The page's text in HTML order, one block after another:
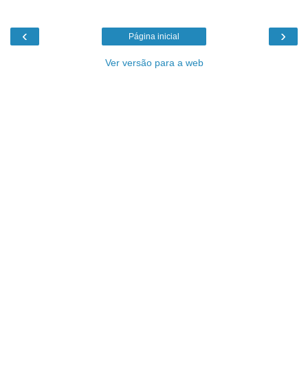
‹ ›
Página inicial
Ver versão para a web